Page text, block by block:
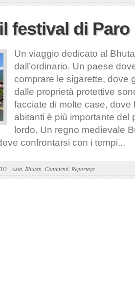
festival di Paro
Un viaggio dedicato al
dall’ordinario. Un paese
comprare le sigarette, dove
dalle proprietà protettive
facciate di molte case, dove
abitanti è più importante del
lordo. Un regno medievale
confrontarsi con i tempi...
Asia Bhutan Continenti, Reportage